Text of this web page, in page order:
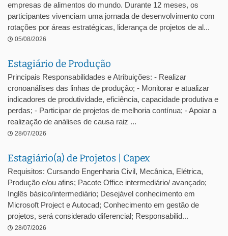
empresas de alimentos do mundo. Durante 12 meses, os
participantes vivenciam uma jornada de desenvolvimento com
rotações por áreas estratégicas, liderança de projetos de al...
05/08/2026
Estagiário de Produção
Principais Responsabilidades e Atribuições: - Realizar
cronoanálises das linhas de produção; - Monitorar e atualizar
indicadores de produtividade, eficiência, capacidade produtiva e
perdas; - Participar de projetos de melhoria contínua; - Apoiar a
realização de análises de causa raiz ...
28/07/2026
Estagiário(a) de Projetos | Capex
Requisitos: Cursando Engenharia Civil, Mecânica, Elétrica,
Produção e/ou afins; Pacote Office intermediário/ avançado;
Inglês básico/intermediário; Desejável conhecimento em
Microsoft Project e Autocad; Conhecimento em gestão de
projetos, será considerado diferencial; Responsabilid...
28/07/2026